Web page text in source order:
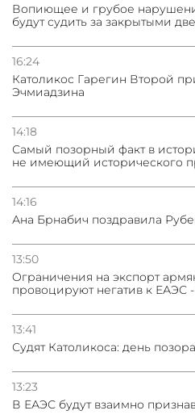
Вопиющее и грубое
будут судить за закрытыми
16:24
Католикос Гарегин Второй
Эчмиадзина
14:18
Самый позорный факт в
не имеющий исторического
14:16
Ана Брнабич поздравила
13:50
Oграничения на экспорт
провоцируют негатив к ЕАЭС
13:41
Судят Католикоса: день
13:23
В ЕАЭС будут взаимно